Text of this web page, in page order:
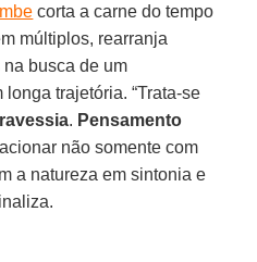
corta a carne do tempo
múltiplos, rearranja
busca de um
trajetória. “Trata-se
. Pensamento
não somente com
a natureza em sintonia e